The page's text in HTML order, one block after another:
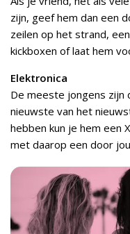
zijn, geef hem dan een
zeilen op het strand,
kickboxen of laat hem
Elektronica
De meeste jongens zijn
nieuwste van het
hebben kun je hem een
met daarop een door